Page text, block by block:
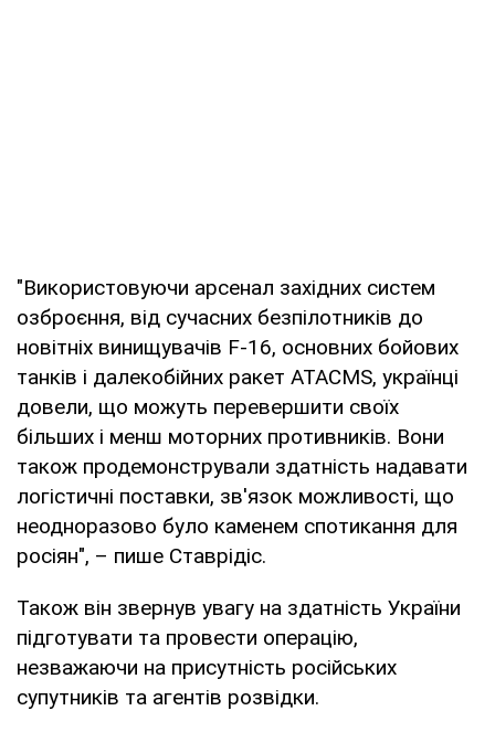
"Використовуючи арсенал західних систем
озброєння, від сучасних безпілотників до
новітніх винищувачів F-16, основних бойових
танків і далекобійних ракет ATACMS, українці
довели, що можуть перевершити своїх
більших і менш моторних противників. Вони
також продемонстрували здатність надавати
логістичні поставки, зв'язок можливості, що
неодноразово було каменем спотикання для
росіян", – пише Ставрідіс.
Також він звернув увагу на здатність України
підготувати та провести операцію,
незважаючи на присутність російських
супутників та агентів розвідки.